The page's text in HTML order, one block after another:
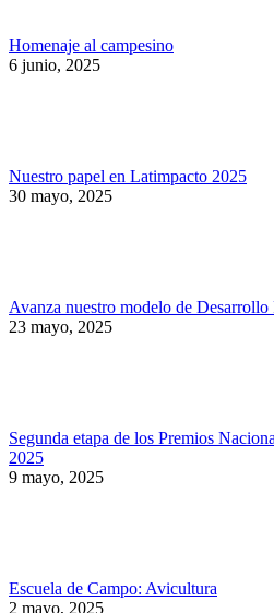
Homenaje al campesino
6 junio, 2025
Nuestro papel en Latimpacto 2025
30 mayo, 2025
Avanza nuestro modelo de Desarrollo
23 mayo, 2025
Segunda etapa de los Premios
2025
9 mayo, 2025
Escuela de Campo: Avicultura
2 mayo, 2025